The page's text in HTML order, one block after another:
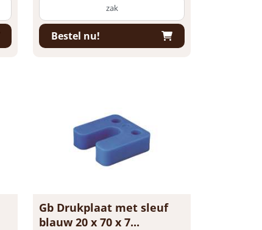
zak
Bestel nu!
Gb Drukplaat met sleuf
blauw 20 x 70 x 7...